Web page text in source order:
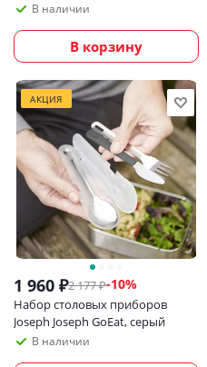
В наличии
В корзину
АКЦИЯ
1 960 ₽2 177₽-10%
Набор столовых приборов
Joseph Joseph GoEat, серый
В наличии